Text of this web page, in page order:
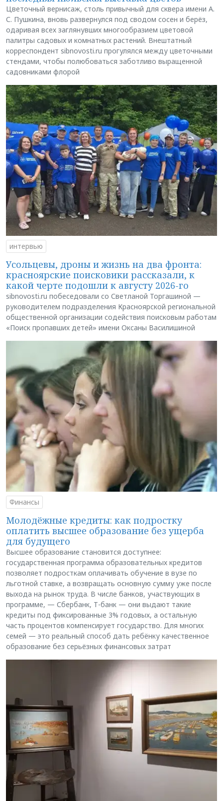
Цветочный вернисаж, столь привычный для сквера имени А.
С. Пушкина, вновь развернулся под сводом сосен и берёз,
одаривая всех заглянувших многообразием цветовой
палитры садовых и комнатных растений. Внештатный
корреспондент sibnovosti.ru прогулялся между цветочными
стендами, чтобы полюбоваться заботливо выращенной
садовниками флорой
интервью
Усольцевы, дроны и жизнь на два фронта:
красноярские поисковики рассказали, к
какой черте подошли к августу 2026-го
sibnovosti.ru побеседовали со Светланой Торгашиной —
руководителем подразделения Красноярской региональной
общественной организации содействия поисковым работам
«Поиск пропавших детей» имени Оксаны Василишиной
Финансы
Молодёжные кредиты: как подростку
оплатить высшее образование без ущерба
для будущего
Высшее образование становится доступнее:
государственная программа образовательных кредитов
позволяет подросткам оплачивать обучение в вузе по
льготной ставке, а возвращать основную сумму уже после
выхода на рынок труда. В числе банков, участвующих в
программе, — Сбербанк, Т-банк — они выдают такие
кредиты под фиксированные 3% годовых, а остальную
часть процентов компенсирует государство. Для многих
семей — это реальный способ дать ребёнку качественное
образование без серьёзных финансовых затрат